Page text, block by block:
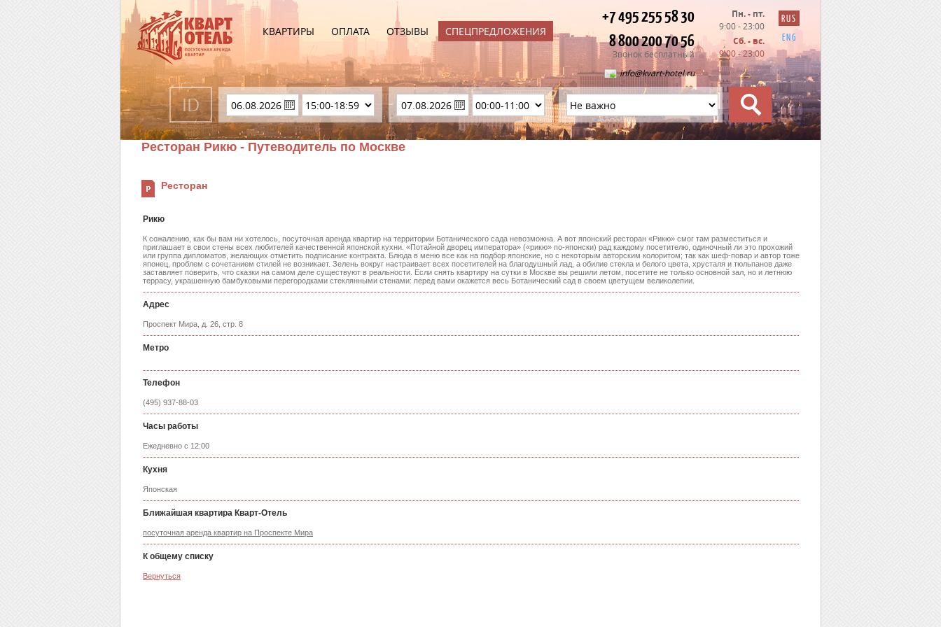
КВАРТИРЫ ОПЛАТА ОТЗЫВЫ СПЕЦПРЕДЛОЖЕНИЯ
+7 495 255 58 30
8 800 200 70 56
Звонок бесплатный
info@kvart-hotel.ru
Пн. - пт.
9:00 - 23:00
Сб. - вс.
9:00 - 23:00
RUS
ENG
Ресторан Рикю - Путеводитель по Москве
Ресторан
Рикю
К сожалению, как бы вам ни хотелось, посуточная аренда квартир на территории Ботанического сада невозможна. А вот японский ресторан «Рикю» смог там разместиться и
приглашает в свои стены всех любителей качественной японской кухни. «Потайной дворец императора» («рикю» по-японски) рад каждому посетителю, одиночный ли это прохожий
или группа дипломатов, желающих отметить подписание контракта. Блюда в меню все как на подбор японские, но с некоторым авторским колоритом; так как шеф-повар и автор тоже
японец, проблем с сочетанием стилей не возникает. Зелень вокруг настраивает всех посетителей на благодушный лад, а обилие стекла и белого цвета, хрусталя и тюльпанов даже
заставляет поверить, что сказки на самом деле существуют в реальности. Если снять квартиру на сутки в Москве вы решили летом, посетите не только основной зал, но и летнюю
террасу, украшенную бамбуковыми перегородками стеклянными стенами: перед вами окажется весь Ботанический сад в своем цветущем великолепии.
Адрес
Проспект Мира, д. 26, стр. 8
Метро
Телефон
(495) 937-88-03
Часы работы
Ежедневно с 12:00
Кухня
Японская
Ближайшая квартира Кварт-Отель
посуточная аренда квартир на Проспекте Мира
К общему списку
Вернуться